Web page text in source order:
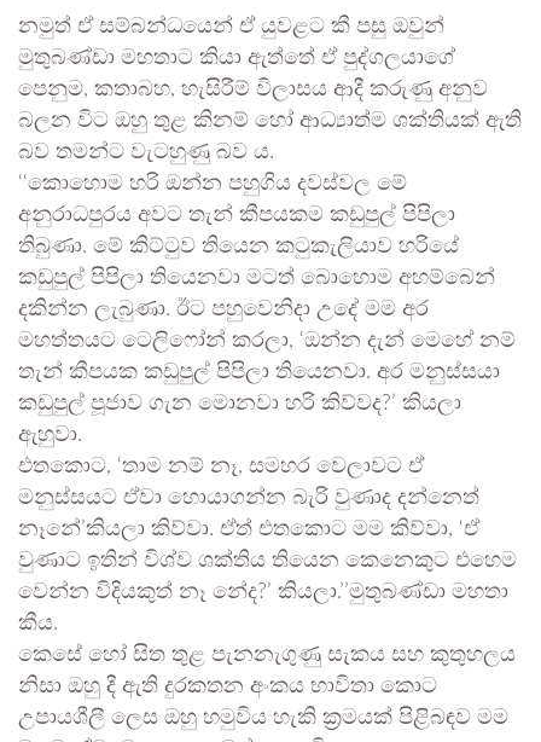
නමුත් ඒ සම්බන්ධයෙන් ඒ යුවළට කී පසු ඔවුන්
මුතුබණ්ඩා මහතාට කියා ඇත්තේ ඒ පුද්ගලයාගේ
පෙනුම, කතාබහ, හැසිරීම් විලාසය ආදී කරුණු අනුව
බලන විට ඔහු තුළ කිනම් හෝ ආධ්‍යාත්ම ශක්තියක් ඇති
බව තමන්ට වැටහුණු බව ය.
‘‘කොහොම හරි ඔන්න පහුගිය දවස්වල මේ
අනුරාධපුරය අවට තැන් කීපයකම කඩුපුල් පිපිලා
තිබුණා. මේ කිට්ටුව තියෙන කටුකැලියාව හරියේ
කඩුපුල් පිපිලා තියෙනවා මටත් බොහොම අහම්බෙන්
දකින්න ලැබුණා. ඊට පහුවෙනිදා උදේ මම අර
මහත්තයට ටෙලිෆෝන් කරලා, ‘ඔන්න දැන් මෙහේ නම්
තැන් කීපයක කඩුපුල් පිපිලා තියෙනවා. අර මනුස්සයා
කඩුපුල් පූජාව ගැන මොනවා හරි කිව්වද?’ කියලා
ඇහුවා.
එතකොට, ‘තාම නම් නෑ, සමහර වෙලාවට ඒ
මනුස්සයට ඒවා හොයාගන්න බැරි වුණාද දන්නෙත්
නෑනේ’කියලා කිව්වා. ඒත් එතකොට මම කිව්වා, ‘ඒ
වුණාට ඉතින් විශ්ව ශක්තිය තියෙන කෙනෙකුට එහෙම
වෙන්න විදියකුත් නෑ නේද?’ කියලා.’’මුතුබණ්ඩා මහතා
කීය.
කෙසේ හෝ සිත තුළ පැනනැගුණු සැකය සහ කුතුහලය
නිසා ඔහු දී ඇති දුරකතන අංකය භාවිතා කොට
උපායශීලී ලෙස ඔහු හමුවිය හැකි ක්‍රමයක් පිළිබඳව මම